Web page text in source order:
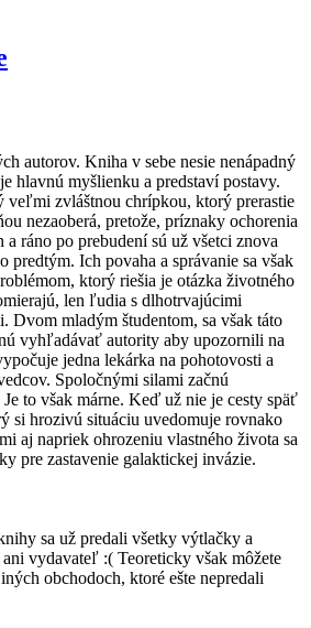
autorov. Kniha v sebe nesie nenápadný
hlavnú myšlienku a predstaví postavy.
veľmi zvláštnou chrípkou, ktorý prerastie
nezaoberá, pretože, príznaky ochorenia
ráno po prebudení sú už všetci znova
predtým. Ich povaha a správanie sa však
ktorý riešia je otázka životného
len ľudia s dlhotrvajúcimi
Dvom mladým študentom, sa však táto
vyhľadávať autority aby upozornili na
jedna lekárka na pohotovosti a
Spoločnými silami začnú
to však márne. Keď už nie je cesty späť
si hrozivú situáciu uvedomuje rovnako
aj napriek ohrozeniu vlastného života sa
pre zastavenie galaktickej invázie.
sa už predali všetky výtlačky a
vydavateľ :( Teoreticky však môžete
obchodoch, ktoré ešte nepredali